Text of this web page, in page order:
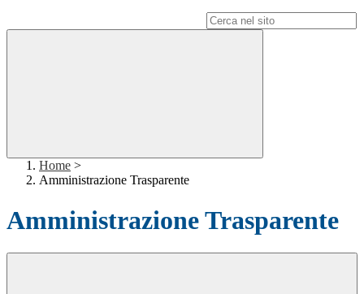
Home >
Amministrazione Trasparente
Amministrazione Trasparente